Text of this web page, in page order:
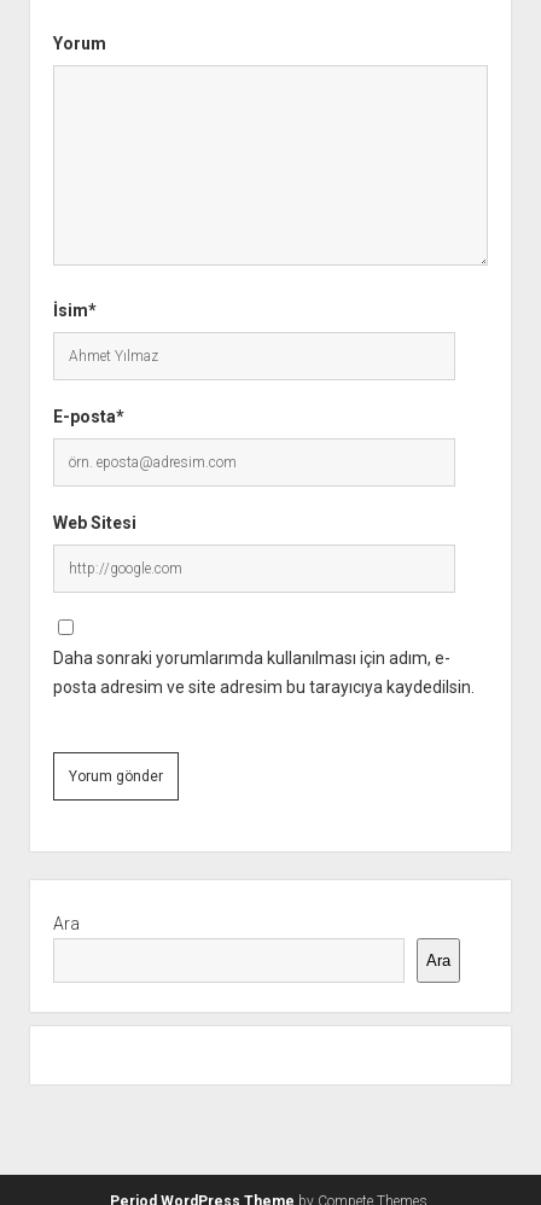
Yorum
İsim*
E-posta*
Web Sitesi
Daha sonraki yorumlarımda kullanılması için adım, e-
posta adresim ve site adresim bu tarayıcıya kaydedilsin.
Menü
Ara
Ara
Period WordPress Theme by Compete Themes.